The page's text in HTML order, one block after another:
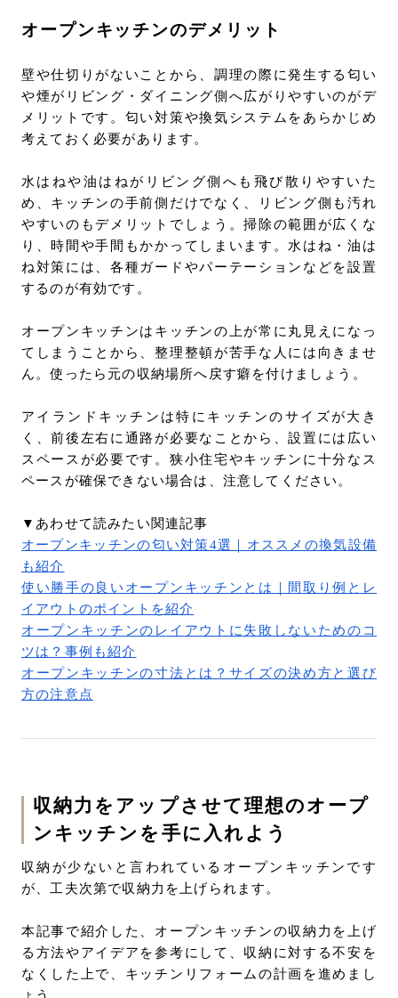
オープンキッチンのデメリット
壁や仕切りがないことから、調理の際に発生する匂い
や煙がリビング・ダイニング側へ広がりやすいのがデ
メリットです。匂い対策や換気システムをあらかじめ
考えておく必要があります。
水はねや油はねがリビング側へも飛び散りやすいた
め、キッチンの手前側だけでなく、リビング側も汚れ
やすいのもデメリットでしょう。掃除の範囲が広くな
り、時間や手間もかかってしまいます。水はね・油は
ね対策には、各種ガードやパーテーションなどを設置
するのが有効です。
オープンキッチンはキッチンの上が常に丸見えになっ
てしまうことから、整理整頓が苦手な人には向きませ
ん。使ったら元の収納場所へ戻す癖を付けましょう。
アイランドキッチンは特にキッチンのサイズが大き
く、前後左右に通路が必要なことから、設置には広い
スペースが必要です。狭小住宅やキッチンに十分なス
ペースが確保できない場合は、注意してください。
▼あわせて読みたい関連記事
オープンキッチンの匂い対策4選｜オススメの換気設備
も紹介
使い勝手の良いオープンキッチンとは｜間取り例とレ
イアウトのポイントを紹介
オープンキッチンのレイアウトに失敗しないためのコ
ツは？事例も紹介
オープンキッチンの寸法とは？サイズの決め方と選び
方の注意点
収納力をアップさせて理想のオープ
ンキッチンを手に入れよう
収納が少ないと言われているオープンキッチンです
が、工夫次第で収納力を上げられます。
本記事で紹介した、オープンキッチンの収納力を上げ
る方法やアイデアを参考にして、収納に対する不安を
なくした上で、キッチンリフォームの計画を進めまし